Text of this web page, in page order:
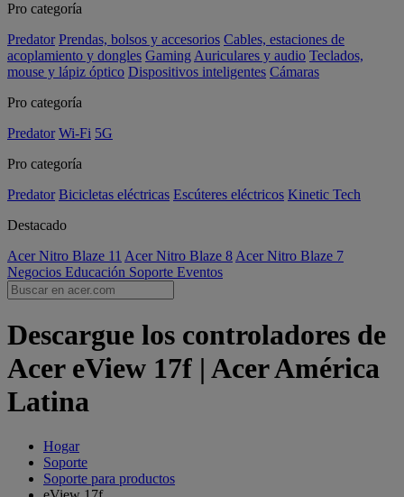
Pro categoría
Predator Prendas, bolsos y accesorios Cables, estaciones de
acoplamiento y dongles Gaming Auriculares y audio Teclados,
mouse y lápiz óptico Dispositivos inteligentes Cámaras
Pro categoría
Predator Wi-Fi 5G
Pro categoría
Predator Bicicletas eléctricas Escúteres eléctricos Kinetic Tech
Destacado
Acer Nitro Blaze 11 Acer Nitro Blaze 8 Acer Nitro Blaze 7
Negocios Educación Soporte Eventos
Descargue los controladores de
Acer eView 17f | Acer América
Latina
Hogar
Soporte
Soporte para productos